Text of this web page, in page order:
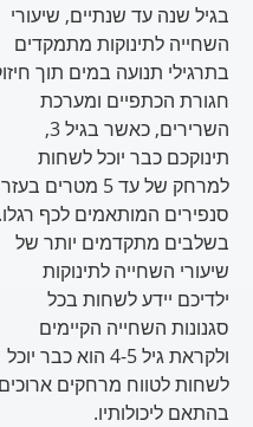
בגיל שנה עד שנתיים, שיעורי
השחייה לתינוקות מתמקדים
בתרגילי תנועה במים תוך חיזוק
חגורת הכתפיים ומערכת
השרירים, כאשר בגיל 3,
תינוקכם כבר יוכל לשחות
למרחק של עד 5 מטרים בעזרת
סנפירים המותאמים לכף רגלו.
בשלבים מתקדמים יותר של
שיעורי השחייה לתינוקות
ילדיכם יידע לשחות בכל
סגנונות השחייה הקיימים
ולקראת גיל 4-5 הוא כבר יוכל
לשחות לטווח מרחקים ארוכים
בהתאם ליכולותיו.